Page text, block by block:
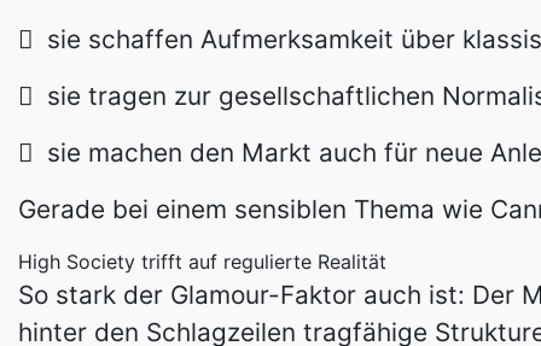
 sie schaffen Aufmerksamkeit über
 sie tragen zur gesellschaftlichen
 sie machen den Markt auch für neue
Gerade bei einem sensiblen Thema wie
High Society trifft auf regulierte Realität
So stark der Glamour-Faktor auch ist: Der
hinter den Schlagzeilen tragfähige